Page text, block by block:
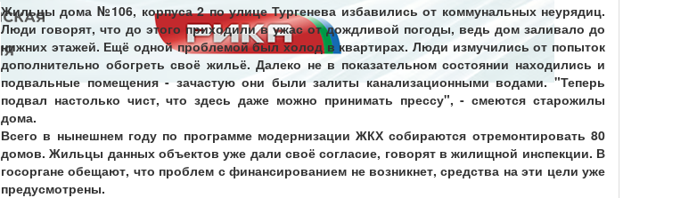
Жильцы дома №106, корпуса 2 по улице Тургенева избавились от коммунальных неурядиц.
Люди говорят, что до этого приходили в ужас от дождливой погоды, ведь дом заливало до
нижних этажей. Ещё одной проблемой был холод в квартирах. Люди измучились от попыток
дополнительно обогреть своё жильё. Далеко не в показательном состоянии находились и
подвальные помещения - зачастую они были залиты канализационными водами. "Теперь
подвал настолько чист, что здесь даже можно принимать прессу", - смеются старожилы
дома.
Всего в нынешнем году по программе модернизации ЖКХ собираются отремонтировать 80
домов. Жильцы данных объектов уже дали своё согласие, говорят в жилищной инспекции. В
госоргане обещают, что проблем с финансированием не возникнет, средства на эти цели уже
предусмотрены.